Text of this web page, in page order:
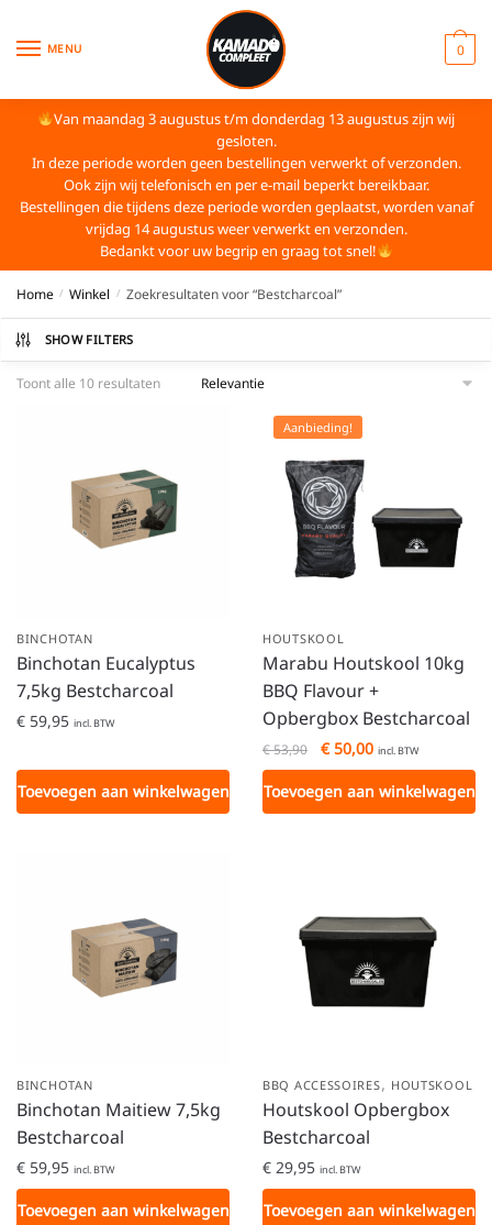
MENU 0
Van maandag 3 augustus t/m donderdag 13 augustus zijn wij
gesloten.
In deze periode worden geen bestellingen verwerkt of verzonden.
Ook zijn wij telefonisch en per e-mail beperkt bereikbaar.
Bestellingen die tijdens deze periode worden geplaatst, worden vanaf
vrijdag 14 augustus weer verwerkt en verzonden.
Bedankt voor uw begrip en graag tot snel!
Home / Winkel / Zoekresultaten voor “Bestcharcoal”
SHOW FILTERS
Toont alle 10 resultaten
BINCHOTAN
Binchotan Eucalyptus
7,5kg Bestcharcoal
€ 59,95 incl. BTW
Toevoegen aan winkelwagen
Aanbieding!
HOUTSKOOL
Marabu Houtskool 10kg
BBQ Flavour +
Opbergbox Bestcharcoal
€53,90 €50,00 incl. BTW
Toevoegen aan winkelwagen
BINCHOTAN
Binchotan Maitiew 7,5kg
Bestcharcoal
€ 59,95 incl. BTW
Toevoegen aan winkelwagen
BBQ ACCESSOIRES, HOUTSKOOL
Houtskool Opbergbox
Bestcharcoal
€ 29,95 incl. BTW
Toevoegen aan winkelwagen